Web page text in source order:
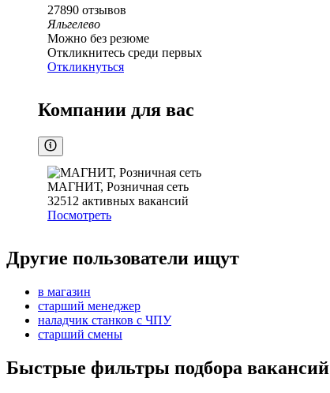
27890 отзывов
Яльгелево
Можно без резюме
Откликнитесь среди первых
Откликнуться
Компании для вас
МАГНИТ, Розничная сеть
32512 активных вакансий
Посмотреть
Другие пользователи ищут
в магазин
старший менеджер
наладчик станков с ЧПУ
старший смены
Быстрые фильтры подбора вакансий